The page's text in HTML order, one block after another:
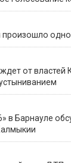
произошло
от властей
в Барнауле